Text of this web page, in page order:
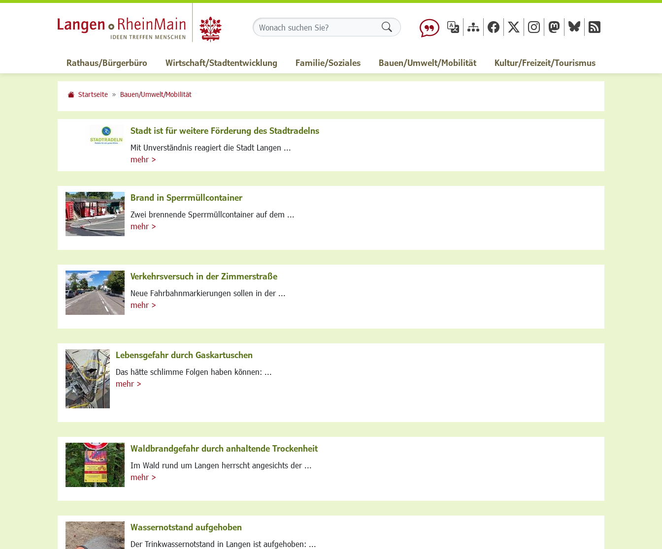
Formularschaltfläche
Rathaus/Bürgerbüro Wirtschaft/Stadtentwicklung Familie/Soziales Bauen/Umwelt/Mobilität Kultur/Freizeit/Tourismus
Startseite Bauen/Umwelt/Mobilität
Stadt ist für weitere Förderung des Stadtradelns
Mit Unverständnis reagiert die Stadt Langen ...
mehr >
Brand in Sperrmüllcontainer
Zwei brennende Sperrmüllcontainer auf dem ...
mehr >
Verkehrsversuch in der Zimmerstraße
Neue Fahrbahnmarkierungen sollen in der ...
mehr >
Lebensgefahr durch Gaskartuschen
Das hätte schlimme Folgen haben können: ...
mehr >
Waldbrandgefahr durch anhaltende Trockenheit
Im Wald rund um Langen herrscht angesichts der ...
mehr >
Wassernotstand aufgehoben
Der Trinkwassernotstand in Langen ist aufgehoben: ...